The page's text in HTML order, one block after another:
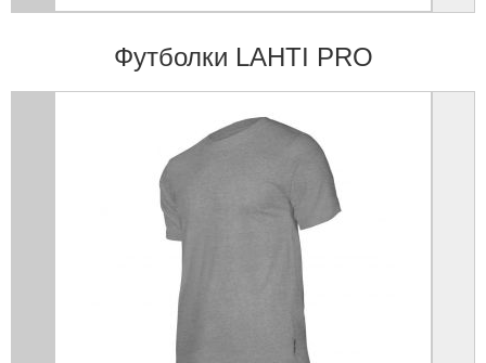
Футболки LAHTI PRO